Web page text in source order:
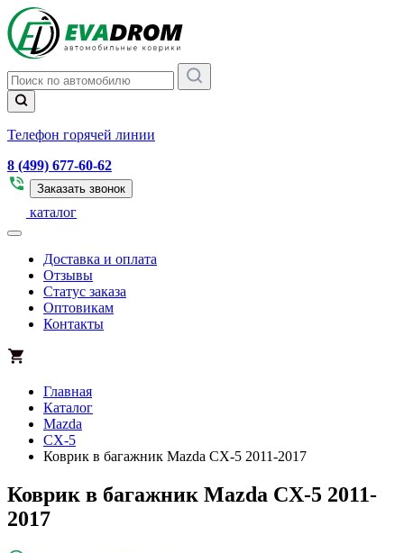
Телефон горячей линии
8 (499) 677-60-62
Заказать звонок
каталог
Доставка и оплата
Отзывы
Статус заказа
Оптовикам
Контакты
Главная
Каталог
Mazda
CX-5
Коврик в багажник Mazda CX-5 2011-2017
Коврик в багажник Mazda CX-5 2011-
2017